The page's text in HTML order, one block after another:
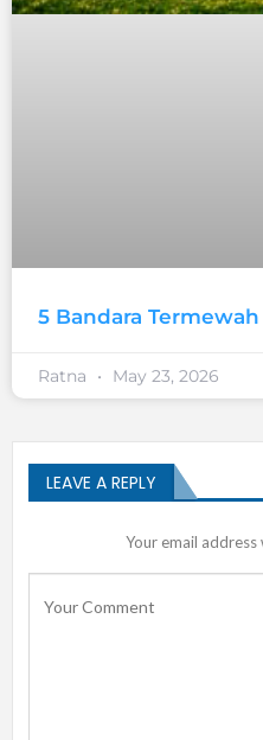
5 Bandara
Ratna May 23, 2026
LEAVE A REPLY
Your email